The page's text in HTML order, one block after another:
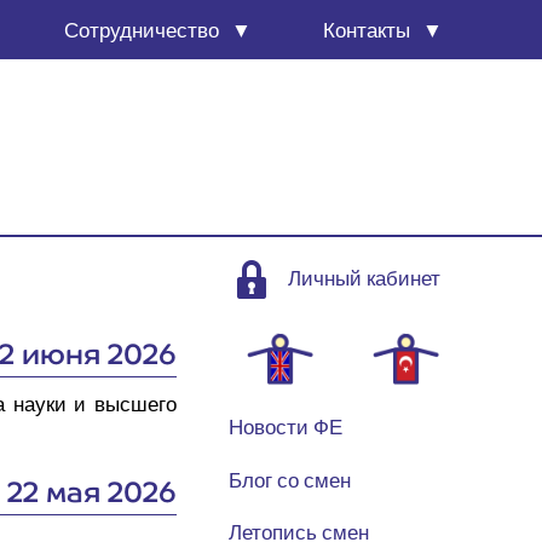
Сотруд­ни­че­ство Кон­так­ты
2 июня 2026
нау­ки и выс­ше­го
22 мая 2026
Личный кабинет
Новости ФЕ
Блог со смен
Летопись смен